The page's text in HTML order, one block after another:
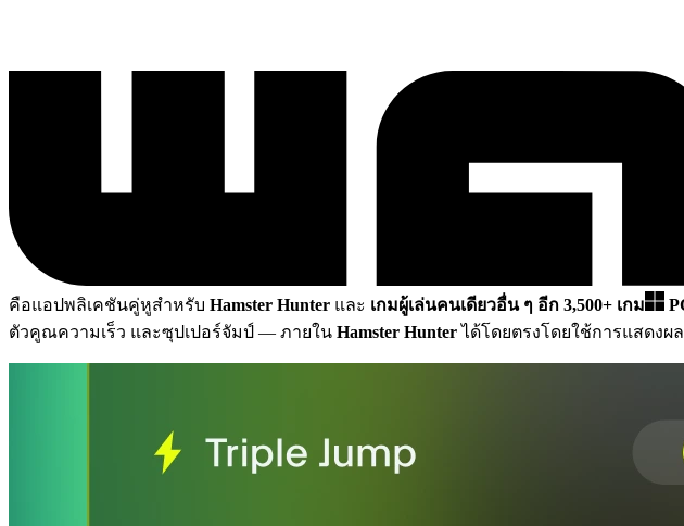
คือแอปพลิเคชันคู่หูสำหรับ Hamster Hunter และ เกมผู้เล่นคนเดียวอื่น ๆ อีก 3,500+ เกม
ตัวคูณความเร็ว และซุปเปอร์จัมป์ — ภายใน Hamster Hunterได้โดยตรงโดยใช้การแสดงผ